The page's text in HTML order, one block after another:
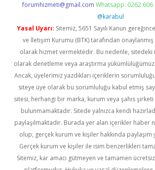
forumhizmeti@gmail.com Whatsapp: 0262 606
@karabul
Yasal Uyarı: Sitemiz, 5651 Sayılı Kanun
ve İletişim Kurumu (BTK) tarafından onaylanmış
olarak hizmet vermektedir. Bu nedenle,
olarak denetleme veya araştırma
Ancak, üyelerimiz yazdıkları içeriklerin
siteye üye olarak bu sorumluluğu kabul etmiş
sitesi, herhangi bir marka, kurum veya şahıs şirketi
bulunmamaktadır. Sitede yalnızca kendi
paylaşılmaktadır. Burada yer alan içerikler haber
olup, gerçek kurum ve kişiler hakkında paylaşım
Gerçek kurum ve kişiler ile isim benzerlikleri
Sitemiz, kar amacı gütmeyen ve tamamen